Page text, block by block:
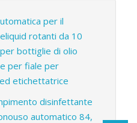
per il
rotanti da 10
bottiglie di olio
per fiale per
etichettatrice
disinfettante
automatico 84,